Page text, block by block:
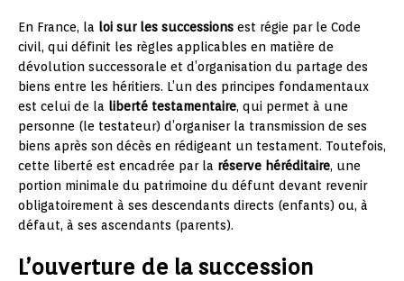
En France, la loi sur les successions est régie par le Code
civil, qui définit les règles applicables en matière de
dévolution successorale et d’organisation du partage des
biens entre les héritiers. L’un des principes fondamentaux
est celui de la liberté testamentaire, qui permet à une
personne (le testateur) d’organiser la transmission de ses
biens après son décès en rédigeant un testament. Toutefois,
cette liberté est encadrée par la réserve héréditaire, une
portion minimale du patrimoine du défunt devant revenir
obligatoirement à ses descendants directs (enfants) ou, à
défaut, à ses ascendants (parents).
L’ouverture de la succession